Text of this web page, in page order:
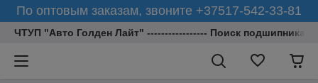
По оптовым заказам, звоните +37517-542-33-81
ЧТУП "Авто Голден Лайт" ----------------- Поиск подшипника